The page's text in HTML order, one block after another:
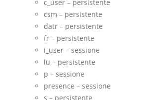
c_user – persistente
csm – persistente
datr – persistente
fr – persistente
i_user – sessione
lu – persistente
p – sessione
presence – sessione
s – persistente